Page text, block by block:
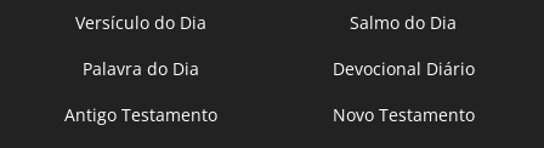
Versículo do Dia
Salmo do Dia
Palavra do Dia
Devocional Diário
Antigo Testamento
Novo Testamento